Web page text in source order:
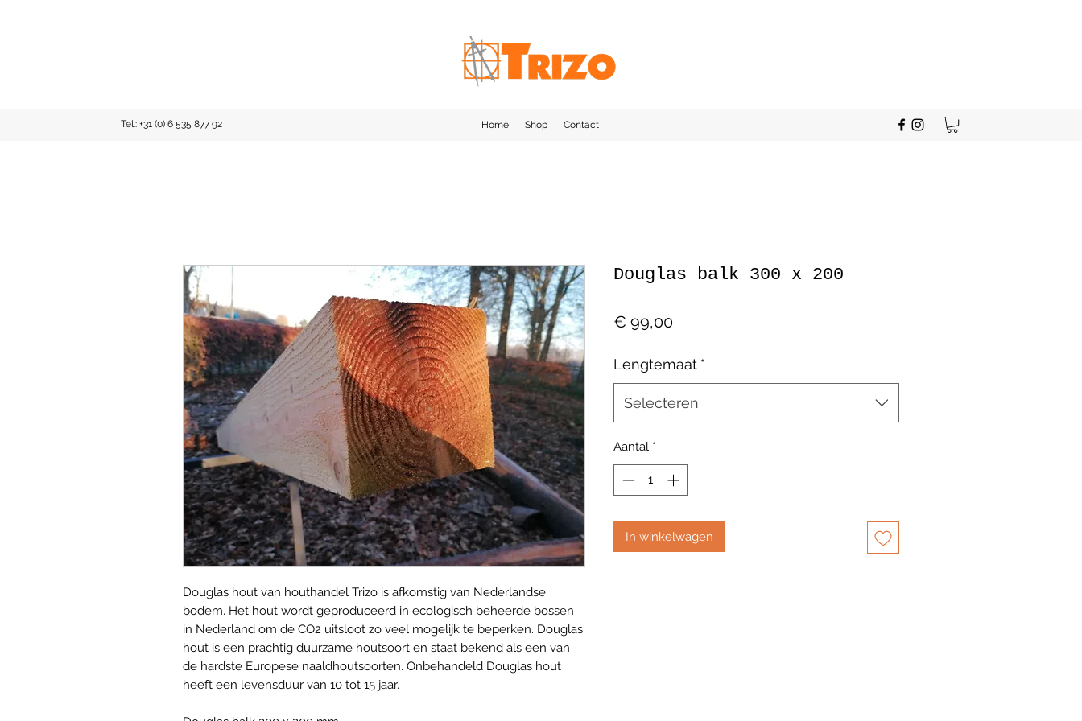
Tel.: +31 (0) 6 535 877 92 Home Shop Contact
Douglas hout van houthandel Trizo is afkomstig van Nederlandse
bodem. Het hout wordt geproduceerd in ecologisch beheerde bossen
in Nederland om de CO2 uitsloot zo veel mogelijk te beperken. Douglas
hout is een prachtig duurzame houtsoort en staat bekend als een van
de hardste Europese naaldhoutsoorten. Onbehandeld Douglas hout
heeft een levensduur van 10 tot 15 jaar.
Douglas balk 300 x 200
€ 99,00Prijs
Lengtemaat *
Selecteren
Aantal *
In winkelwagen